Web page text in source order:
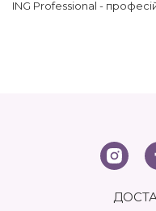
ING Professional -